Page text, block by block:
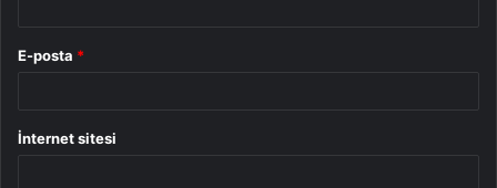
E-posta *
İnternet sitesi